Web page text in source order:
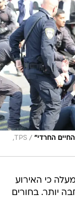
החרדי" /
TPS,
כי האירוע
יותר. בחורים